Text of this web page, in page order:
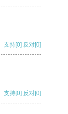
支持[0] 反对[0]
支持[0] 反对[0]